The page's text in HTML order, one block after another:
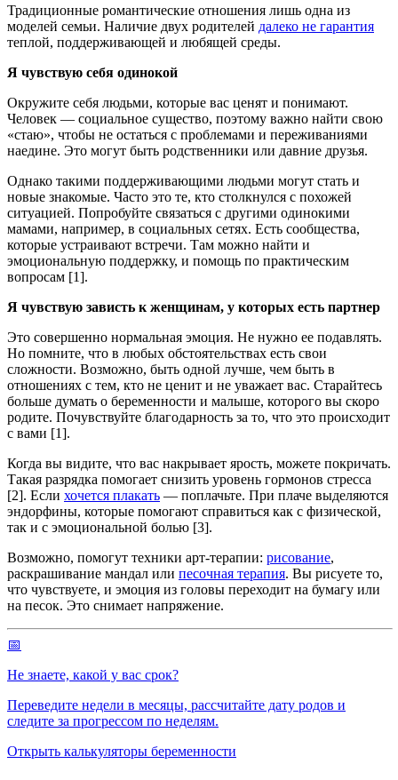
Традиционные романтические отношения лишь одна из
моделей семьи. Наличие двух родителей далеко не гарантия
теплой, поддерживающей и любящей среды.
Я чувствую себя одинокой
Окружите себя людьми, которые вас ценят и понимают.
Человек — социальное существо, поэтому важно найти свою
«стаю», чтобы не остаться с проблемами и переживаниями
наедине. Это могут быть родственники или давние друзья.
Однако такими поддерживающими людьми могут стать и
новые знакомые. Часто это те, кто столкнулся с похожей
ситуацией. Попробуйте связаться с другими одинокими
мамами, например, в социальных сетях. Есть сообщества,
которые устраивают встречи. Там можно найти и
эмоциональную поддержку, и помощь по практическим
вопросам [1].
Я чувствую зависть к женщинам, у которых есть партнер
Это совершенно нормальная эмоция. Не нужно ее подавлять.
Но помните, что в любых обстоятельствах есть свои
сложности. Возможно, быть одной лучше, чем быть в
отношениях с тем, кто не ценит и не уважает вас. Старайтесь
больше думать о беременности и малыше, которого вы скоро
родите. Почувствуйте благодарность за то, что это происходит
с вами [1].
Когда вы видите, что вас накрывает ярость, можете покричать.
Такая разрядка помогает снизить уровень гормонов стресса
[2]. Если хочется плакать — поплачьте. При плаче выделяются
эндорфины, которые помогают справиться как с физической,
так и с эмоциональной болью [3].
Возможно, помогут техники арт-терапии: рисование,
раскрашивание мандал или песочная терапия. Вы рисуете то,
что чувствуете, и эмоция из головы переходит на бумагу или
на песок. Это снимает напряжение.
📅
Не знаете, какой у вас срок?
Переведите недели в месяцы, рассчитайте дату родов и
следите за прогрессом по неделям.
Открыть калькуляторы беременности